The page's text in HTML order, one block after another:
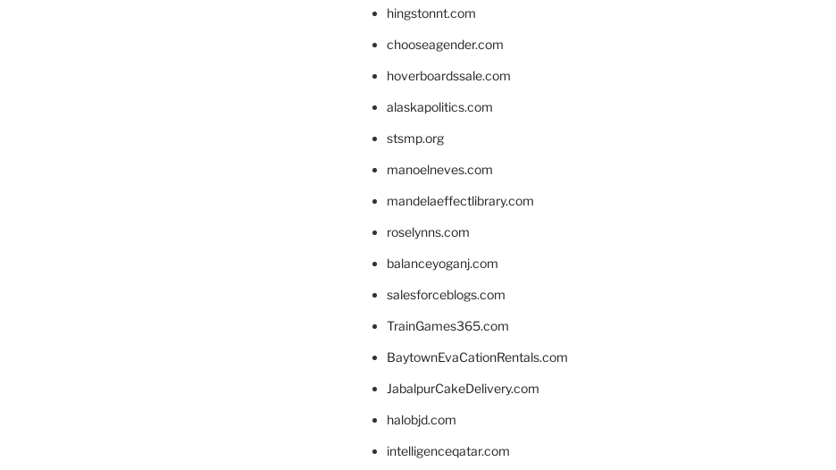
hingstonnt.com
chooseagender.com
hoverboardssale.com
alaskapolitics.com
stsmp.org
manoelneves.com
mandelaeffectlibrary.com
roselynns.com
balanceyoganj.com
salesforceblogs.com
TrainGames365.com
BaytownEvaCationRentals.com
JabalpurCakeDelivery.com
halobjd.com
intelligenceqatar.com